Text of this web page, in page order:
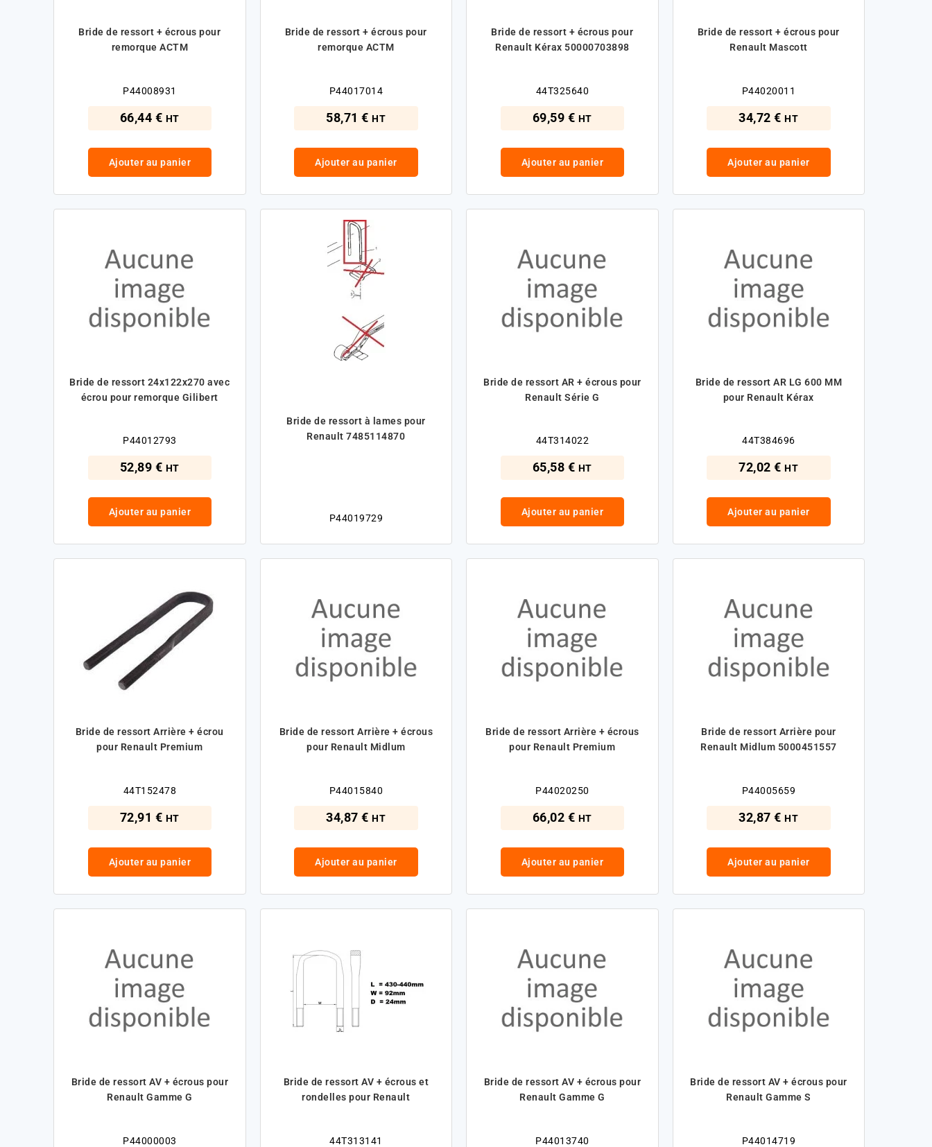
Bride de ressort + écrous pour
remorque ACTM
P44008931
66,44 € HT
Ajouter au panier
Bride de ressort + écrous pour
remorque ACTM
P44017014
58,71 €HT
Ajouter au panier
Bride de ressort + écrous pour
Renault Kérax 50000703898
44T325640
69,59 € HT
Ajouter au panier
Bride de ressort + écrous pour
Renault Mascott
P44020011
34,72 €HT
Ajouter au panier
Bride de ressort 24x122x270 avec
écrou pour remorque Gilibert
P44012793
52,89 € HT
Ajouter au panier
Bride de ressort à lames pour
Renault 7485114870
P44019729
Bride de ressort AR + écrous pour
Renault Série G
44T314022
65,58 € HT
Ajouter au panier
Bride de ressort AR LG 600 MM
pour Renault Kérax
44T384696
72,02 €HT
Ajouter au panier
Bride de ressort Arrière + écrou
pour Renault Premium
44T152478
72,91 € HT
Ajouter au panier
Bride de ressort Arrière + écrous
pour Renault Midlum
P44015840
34,87 €HT
Ajouter au panier
Bride de ressort Arrière + écrous
pour Renault Premium
P44020250
66,02 € HT
Ajouter au panier
Bride de ressort Arrière pour
Renault Midlum 5000451557
P44005659
32,87 €HT
Ajouter au panier
Bride de ressort AV + écrous pour
Renault Gamme G
P44000003
Bride de ressort AV + écrous et
rondelles pour Renault
44T313141
Bride de ressort AV + écrous pour
Renault Gamme G
P44013740
Bride de ressort AV + écrous pour
Renault Gamme S
P44014719